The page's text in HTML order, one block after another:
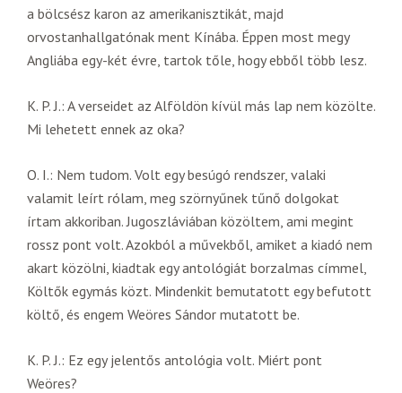
a bölcsész karon az amerikanisztikát, majd
orvostanhallgatónak ment Kínába. Éppen most megy
Angliába egy-két évre, tartok tőle, hogy ebből több lesz.
K. P. J.: A verseidet az Alföldön kívül más lap nem közölte.
Mi lehetett ennek az oka?
O. I.: Nem tudom. Volt egy besúgó rendszer, valaki
valamit leírt rólam, meg szörnyűnek tűnő dolgokat
írtam akkoriban. Jugoszláviában közöltem, ami megint
rossz pont volt. Azokból a művekből, amiket a kiadó nem
akart közölni, kiadtak egy antológiát borzalmas címmel,
Költők egymás közt. Mindenkit bemutatott egy befutott
költő, és engem Weöres Sándor mutatott be.
K. P. J.: Ez egy jelentős antológia volt. Miért pont
Weöres?